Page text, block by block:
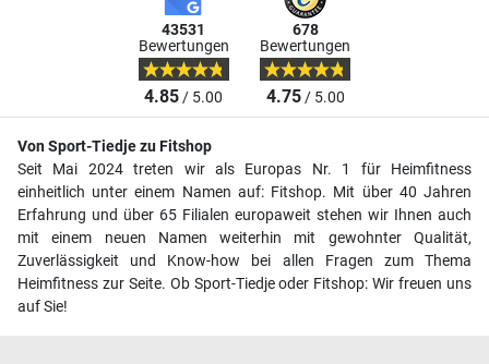
43531
Bewertungen
4.85/ 5.00
678
Bewertungen
4.75/ 5.00
Von Sport-Tiedje zu Fitshop
Seit Mai 2024 treten wir als Europas Nr. 1 für Heimfitness
einheitlich unter einem Namen auf: Fitshop. Mit über 40 Jahren
Erfahrung und über 65 Filialen europaweit stehen wir Ihnen auch
mit einem neuen Namen weiterhin mit gewohnter Qualität,
Zuverlässigkeit und Know-how bei allen Fragen zum Thema
Heimfitness zur Seite. Ob Sport-Tiedje oder Fitshop: Wir freuen uns
auf Sie!